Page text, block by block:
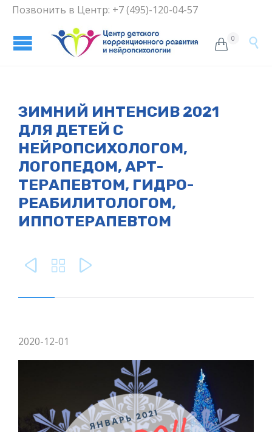
Позвонить в Центр: +7 (495)-120-04-57
 0 
ЗИМНИЙ ИНТЕНСИВ 2021
ДЛЯ ДЕТЕЙ С
НЕЙРОПСИХОЛОГОМ,
ЛОГОПЕДОМ, АРТ-
ТЕРАПЕВТОМ, ГИДРО-
РЕАБИЛИТОЛОГОМ,
ИППОТЕРАПЕВТОМ
  
2020-12-01